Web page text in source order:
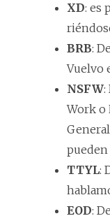
XD: es
BRB:
Vuelvo
NSFW:
Work o
TTYL:
EOD: